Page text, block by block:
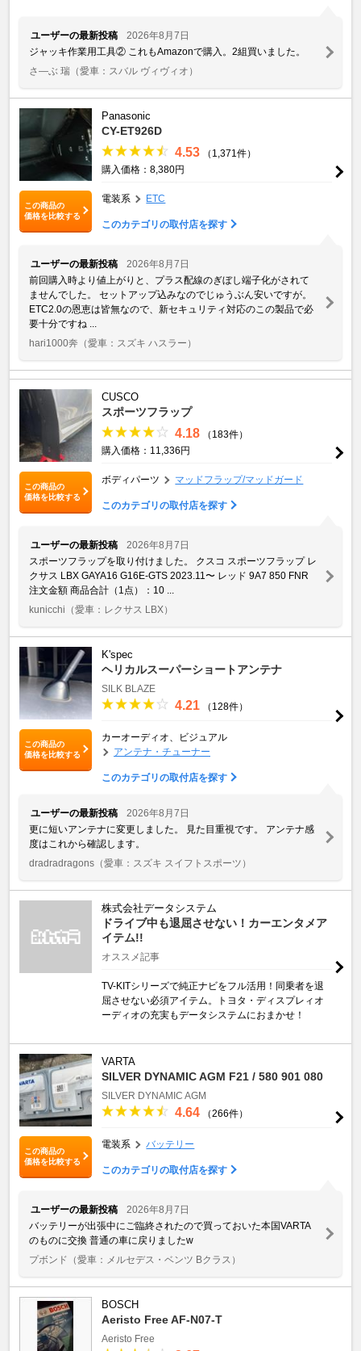
ユーザーの最新投稿
2026年8月7日
ジャッキ作業用工具② これもAmazonで購入。2組買いました。
さ―ぶ 瑞 （愛車：スバル ヴィヴィオ）
この商品の
価格を比較する
Panasonic
CY-ET926D
4.53
（1,371件）
購入価格：8,380円
電装系 ETC
このカテゴリの取付店を探す
ユーザーの最新投稿
2026年8月7日
前回購入時より値上がりと、プラス配線のぎぼし端子化がされて
ませんでした。 セットアップ込みなのでじゅうぶん安いですが。
ETC2.0の恩恵は皆無なので、新セキュリティ対応のこの製品で必
要十分ですね ...
hari1000奔 （愛車：スズキ ハスラー）
この商品の
価格を比較する
CUSCO
スポーツフラップ
4.18
（183件）
購入価格：11,336円
ボディパーツ マッドフラップ/マッドガード
このカテゴリの取付店を探す
ユーザーの最新投稿
2026年8月7日
スポーツフラップを取り付けました。 クスコ スポーツフラップ レ
クサス LBX GAYA16 G16E-GTS 2023.11〜 レッド 9A7 850 FNR
注文金額 商品合計（1点）：10 ...
kunicchi （愛車：レクサス LBX）
この商品の
価格を比較する
K'spec
ヘリカルスーパーショートアンテナ
SILK BLAZE
4.21 （128件）
カーオーディオ、ビジュアル
アンテナ・チューナー
このカテゴリの取付店を探す
ユーザーの最新投稿
2026年8月7日
更に短いアンテナに変更しました。 見た目重視です。 アンテナ感
度はこれから確認します。
dradradragons （愛車：スズキ スイフトスポーツ）
株式会社データシステム
ドライブ中も退屈させない！カーエンタメア
イテム!!
オススメ記事
TV-KITシリーズで純正ナビをフル活用！同乗者を退
屈させない必須アイテム。トヨタ・ディスプレィオ
ーディオの充実もデータシステムにおまかせ！
この商品の
価格を比較する
VARTA
SILVER DYNAMIC AGM F21 / 580 901 080
SILVER DYNAMIC AGM
4.64 （266件）
電装系 バッテリー
このカテゴリの取付店を探す
ユーザーの最新投稿
2026年8月7日
バッテリーが出張中にご臨終されたので買っておいた本国VARTA
のものに交換 普通の車に戻りましたw
プボンド （愛車：メルセデス・ベンツ Bクラス）
BOSCH
Aeristo Free AF-N07-T
Aeristo Free